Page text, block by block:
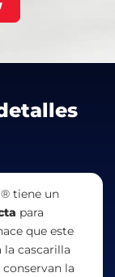
tiene un
para
que este
la cascarilla
la